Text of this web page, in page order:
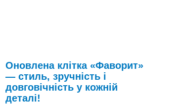
Оновлена клітка «Фаворит»
— стиль, зручність і
довговічність у кожній
деталі!